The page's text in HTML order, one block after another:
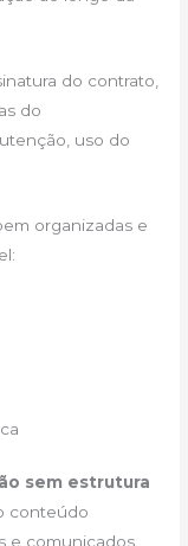
do contrato,
do
uso do
organizadas e
sem estrutura
conteúdo
e comunicados.